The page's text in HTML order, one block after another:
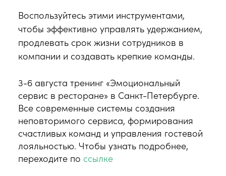
Воспользуйтесь этими инструментами,
чтобы эффективно управлять удержанием,
продлевать срок жизни сотрудников в
компании и создавать крепкие команды.
3-6 августа тренинг «Эмоциональный
сервис в ресторане» в Санкт-Петербурге.
Все современные системы создания
неповторимого сервиса, формирования
счастливых команд и управления гостевой
лояльностью. Чтобы узнать подробнее,
переходите по ссылке